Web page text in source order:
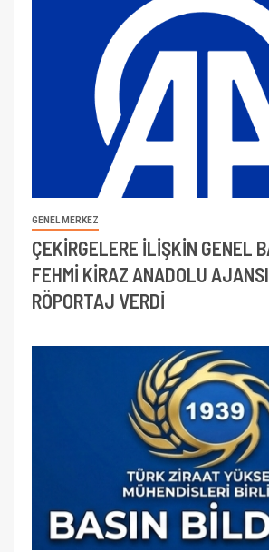
GENEL MERKEZ
ÇEKİRGELERE İLİŞKİN GENEL
FEHMİ KİRAZ ANADOLU
RÖPORTAJ VERDİ